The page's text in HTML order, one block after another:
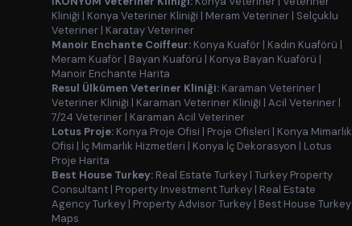
Kliniği | Konya Veteriner Kliniği | Meram Veteriner | Selçuklu
Veteriner | Karatay Veteriner
Manoir Enchante Coiffeur: Konya Kuaför | Kadın Kuaförü |
Meram Kuaför | Bayan Kuaförü | Konya Bayan Kuaförü |
Manoir Enchante Harita
Resul Ülkümen Veteriner Kliniği: Karaman Veteriner |
Veteriner Kliniği | Karaman Veteriner Kliniği | Acil Veteriner |
7/24 Veteriner | Karaman Acil Veteriner
Lotus Proje: Konya Proje Ofisi | Proje Ofisleri | Konya Mimarlık
Ofisi | İç Mimarlık Hizmetleri | Konya İç Dekorasyon | Lotus
Proje Harita
Best House Turkey: Real Estate Turkey | Turkey Property
Consultant | Property Investment Turkey | Real Estate
Agency Turkey | Property Advisor Turkey | Best House Turkey
Maps